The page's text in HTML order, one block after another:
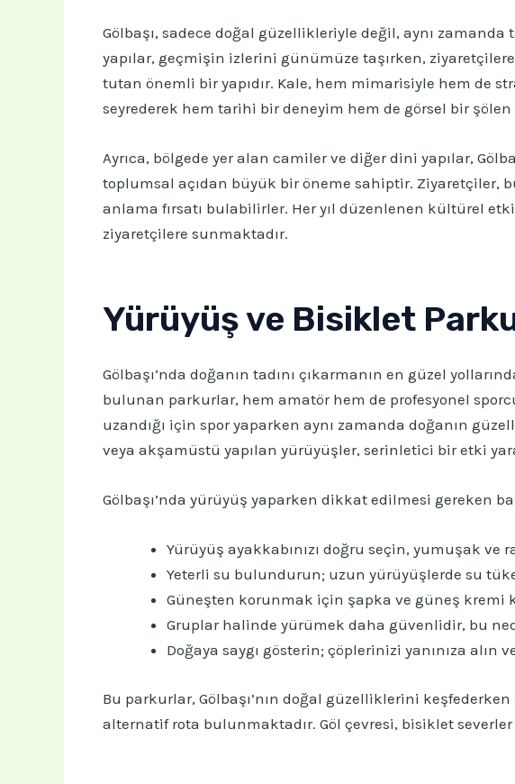
Gölbaşı, sadece doğal güzellikleriyle değil, aynı
yapılar, geçmişin izlerini günümüze taşırken,
tutan önemli bir yapıdır. Kale, hem mimarisiyle hem de
seyrederek hem tarihi bir deneyim hem de görsel bir şölen
Ayrıca, bölgede yer alan camiler ve diğer dini yapılar,
toplumsal açıdan büyük bir öneme sahiptir. Ziyaretçiler,
anlama fırsatı bulabilirler. Her yıl düzenlenen kültürel
ziyaretçilere sunmaktadır.
Yürüyüş ve Bisiklet
Gölbaşı’nda doğanın tadını çıkarmanın en güzel
bulunan parkurlar, hem amatör hem de profesyonel
uzandığı için spor yaparken aynı zamanda doğanın
veya akşamüstü yapılan yürüyüşler, serinletici bir etki
Gölbaşı’nda yürüyüş yaparken dikkat edilmesi gereken
Yürüyüş ayakkabınızı doğru seçin, yumuşak ve
Yeterli su bulundurun; uzun yürüyüşlerde su
Güneşten korunmak için şapka ve güneş kremi
Gruplar halinde yürümek daha güvenlidir, bu
Doğaya saygı gösterin; çöplerinizi yanınıza alın
Bu parkurlar, Gölbaşı’nın doğal güzelliklerini
alternatif rota bulunmaktadır. Göl çevresi, bisiklet